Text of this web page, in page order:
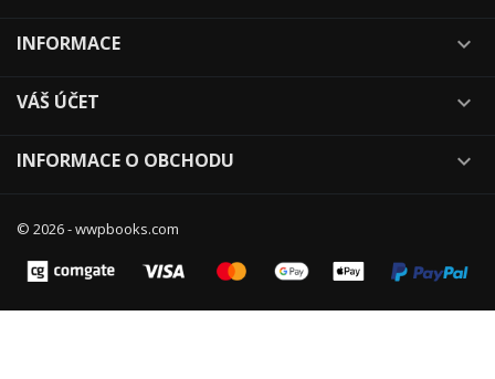
INFORMACE 
VÁŠ ÚČET 
INFORMACE O OBCHODU 
© 2026 - wwpbooks.com